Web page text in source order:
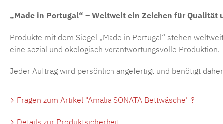
„Made in Portugal“ – Weltweit ein Zeichen für Qualität
Produkte mit dem Siegel „Made in Portugal“ stehen
eine sozial und ökologisch verantwortungsvolle Produktion.
Jeder Auftrag wird persönlich angefertigt und benötigt
Fragen zum Artikel "Amalia SONATA Bettwäsche" ?
Details zur Produktsicherheit